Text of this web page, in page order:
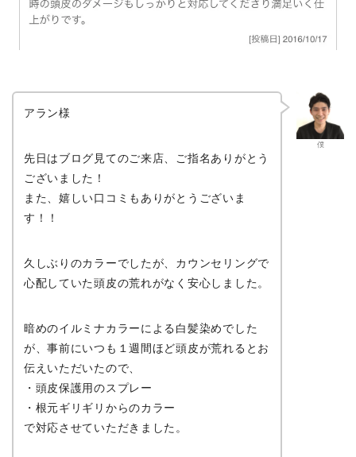
僕
アラン様
先日はブログ見てのご来店、ご指名ありがとう
ございました！
また、嬉しい口コミもありがとうございま
す！！
久しぶりのカラーでしたが、カウンセリングで
心配していた頭皮の荒れがなく安心しました。
暗めのイルミナカラーによる白髪染めでした
が、事前にいつも１週間ほど頭皮が荒れるとお
伝えいただいたので、
・頭皮保護用のスプレー
・根元ギリギリからのカラー
で対応させていただきました。